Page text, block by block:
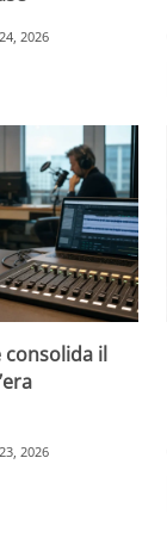
2026
consolida il
2026